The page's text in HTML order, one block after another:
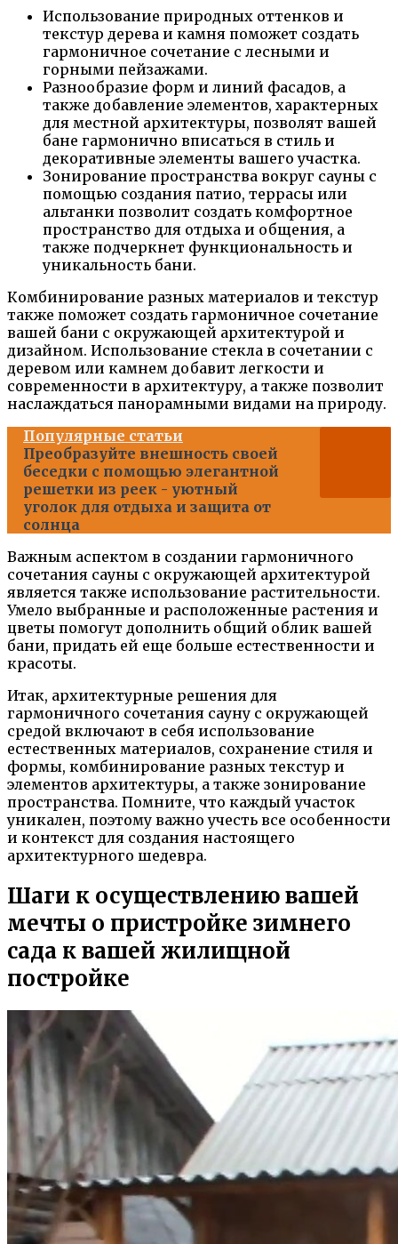
Использование природных оттенков и
текстур дерева и камня поможет создать
гармоничное сочетание с лесными и
горными пейзажами.
Разнообразие форм и линий фасадов, а
также добавление элементов, характерных
для местной архитектуры, позволят вашей
бане гармонично вписаться в стиль и
декоративные элементы вашего участка.
Зонирование пространства вокруг сауны с
помощью создания патио, террасы или
альтанки позволит создать комфортное
пространство для отдыха и общения, а
также подчеркнет функциональность и
уникальность бани.
Комбинирование разных материалов и текстур
также поможет создать гармоничное сочетание
вашей бани с окружающей архитектурой и
дизайном. Использование стекла в сочетании с
деревом или камнем добавит легкости и
современности в архитектуру, а также позволит
наслаждаться панорамными видами на природу.
Популярные статьи
Преобразуйте внешность своей
беседки с помощью элегантной
решетки из реек - уютный
уголок для отдыха и защита от
солнца
Важным аспектом в создании гармоничного
сочетания сауны с окружающей архитектурой
является также использование растительности.
Умело выбранные и расположенные растения и
цветы помогут дополнить общий облик вашей
бани, придать ей еще больше естественности и
красоты.
Итак, архитектурные решения для
гармоничного сочетания саунy с окружающей
средой включают в себя использование
естественных материалов, сохранение стиля и
формы, комбинирование разных текстур и
элементов архитектуры, а также зонирование
пространства. Помните, что каждый участок
уникален, поэтому важно учесть все особенности
и контекст для создания настоящего
архитектурного шедевра.
Шаги к осуществлению вашей
мечты о пристройке зимнего
сада к вашей жилищной
постройке